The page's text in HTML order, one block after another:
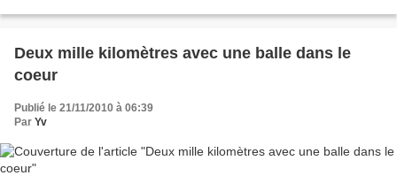
Deux mille kilomètres avec une balle dans le
coeur
Publié le 21/11/2010 à 06:39
Par Yv